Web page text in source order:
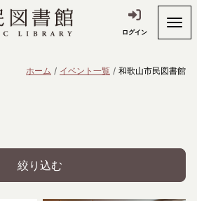
ログイン
ホーム イベント一覧 和歌山市民図書館
絞り込む